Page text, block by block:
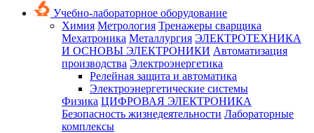
Учебно-лабораторное оборудование
Химия Метрология Тренажеры сварщика
Мехатроника Металлургия ЭЛЕКТРОТЕХНИКА
И ОСНОВЫ ЭЛЕКТРОНИКИ Автоматизация
производства Электроэнергетика
Релейная защита и автоматика
Электроэнергетические системы
Физика ЦИФРОВАЯ ЭЛЕКТРОНИКА
Безопасность жизнедеятельности Лабораторные
комплексы